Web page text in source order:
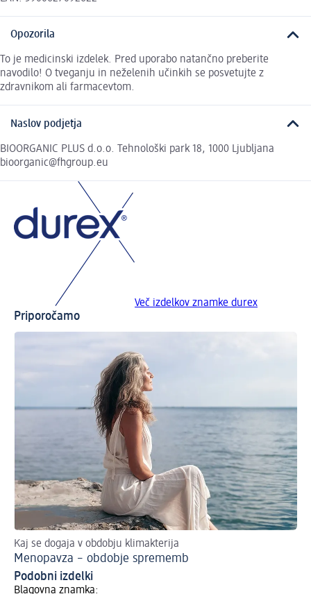
Opozorila
To je medicinski izdelek. Pred uporabo natančno preberite
navodilo! O tveganju in neželenih učinkih se posvetujte z
zdravnikom ali farmacevtom.
Naslov podjetja
BIOORGANIC PLUS d.o.o. Tehnološki park 18, 1000 Ljubljana
bioorganic@fhgroup.eu
Več izdelkov znamke durex
Priporočamo
Kaj se dogaja v obdobju klimakterija
Menopavza – obdobje sprememb
Podobni izdelki
Blagovna znamka: